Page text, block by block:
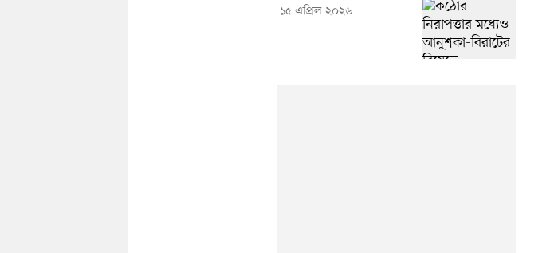
১৫ এপ্রিল ২০২৬